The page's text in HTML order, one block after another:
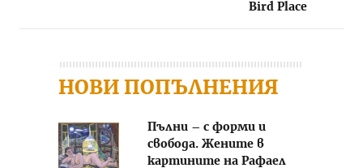
Bird Place
НОВИ ПОПЪЛНЕНИЯ
Пълни – с форми и
свобода. Жените в
картините на Рафаел